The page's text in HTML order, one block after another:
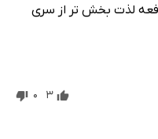
لذت بخش تر از سری
3
0